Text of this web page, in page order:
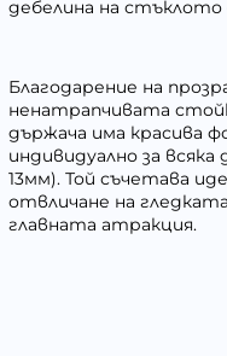
дебелина на стъклото
Благодарение на
ненатрапчивата
държача има красива
индивидуално за
13мм). Той съчетава
отвличане на
главната атракция.